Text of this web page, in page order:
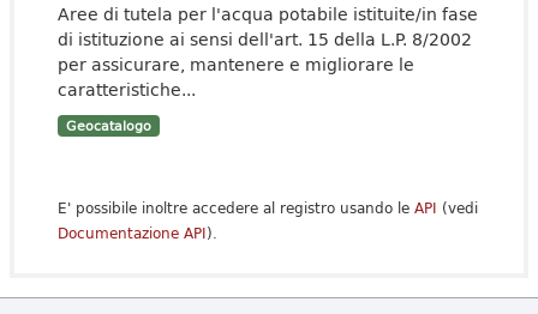
Aree di tutela per l'acqua potabile istituite/in fase
di istituzione ai sensi dell'art. 15 della L.P. 8/2002
per assicurare, mantenere e migliorare le
caratteristiche...
Geocatalogo
E' possibile inoltre accedere al registro usando le API (vedi
Documentazione API).